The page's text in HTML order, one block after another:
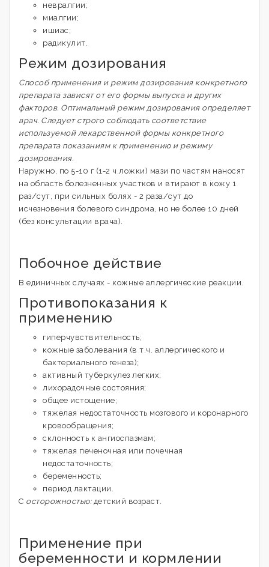
невралгии;
миалгии;
ишиас;
радикулит.
Режим дозирования
Способ применения и режим дозирования конкретного
препарата зависят от его формы выпуска и других
факторов. Оптимальный режим дозирования определяет
врач. Следует строго соблюдать соответствие
используемой лекарственной формы конкретного
препарата показаниям к применению и режиму
дозирования.
Наружно, по 5-10 г (1-2 ч.ложки) мази по частям наносят
на область болезненных участков и втирают в кожу 1
раз/сут, при сильных болях - 2 раза/сут до
исчезновения болевого синдрома, но не более 10 дней
(без консультации врача).
Побочное действие
В единичных случаях - кожные аллергические реакции.
Противопоказания к
применению
гиперчувствительность;
кожные заболевания (в т.ч. аллергического и
бактериального генеза);
активный туберкулез легких;
лихорадочные состояния;
общее истощение;
тяжелая недостаточность мозгового и коронарного
кровообращения;
склонность к ангиоспазмам;
тяжелая печеночная или почечная
недостаточность;
беременность;
период лактации.
C осторожностью:детский возраст.
Применение при
беременности и кормлении